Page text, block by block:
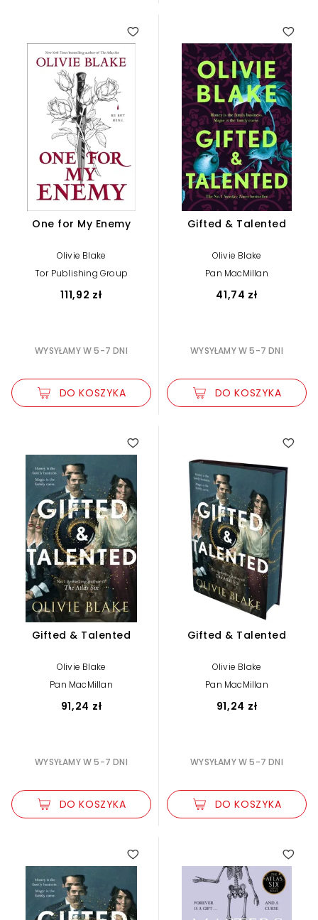
One for My Enemy
Olivie Blake
Tor Publishing Group
111,92 zł
WYSYŁAMY W 5-7 DNI
DO KOSZYKA
Gifted & Talented
Olivie Blake
Pan MacMillan
41,74 zł
WYSYŁAMY W 5-7 DNI
DO KOSZYKA
Gifted & Talented
Olivie Blake
Pan MacMillan
91,24 zł
WYSYŁAMY W 5-7 DNI
DO KOSZYKA
Gifted & Talented
Olivie Blake
Pan MacMillan
91,24 zł
WYSYŁAMY W 5-7 DNI
DO KOSZYKA